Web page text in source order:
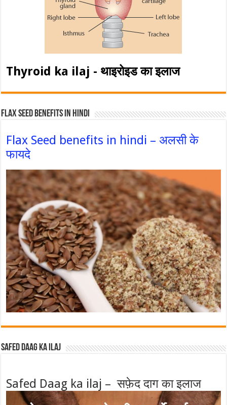
Thyroid ka ilaj - थाइरोइड का इलाज
Flax Seed Benefits in hindi
Flax Seed benefits in hindi – अलसी के
फायदे
Safed Daag ka ilaj
Safed Daag ka ilaj – सफ़ेद दाग का इलाज